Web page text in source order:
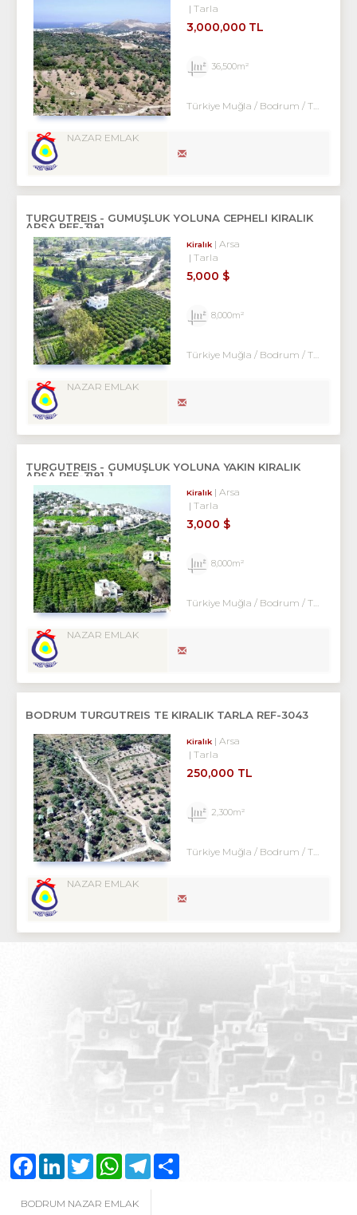
Tarla
3,000,000 TL
36,500m²
Türkiye Muğla / Bodrum / Turgutreis
NAZAR EMLAK
TURGUTREİS - GÜMÜŞLÜK YOLUNA CEPHELİ KİRALIK
ARSA REF-3181
Kiralık
Arsa
Tarla
5,000 $
8,000m²
Türkiye Muğla / Bodrum / Turgutreis
NAZAR EMLAK
TURGUTREİS - GÜMÜŞLÜK YOLUNA YAKIN KİRALIK
ARSA REF-3181-1
Kiralık
Arsa
Tarla
3,000 $
8,000m²
Türkiye Muğla / Bodrum / Turgutreis
NAZAR EMLAK
BODRUM TURGUTREIS TE KIRALIK TARLA REF-3043
Kiralık
Arsa
Tarla
250,000 TL
2,300m²
Türkiye Muğla / Bodrum / Turgutreis
NAZAR EMLAK
BODRUM NAZAR EMLAK
FacebookLinkedInTwitter WhatsAppTelegram